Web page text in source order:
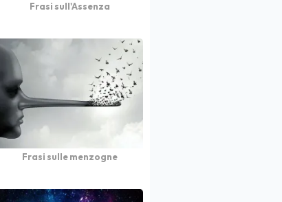
Frasi sull'Assenza
Frasi sulle menzogne